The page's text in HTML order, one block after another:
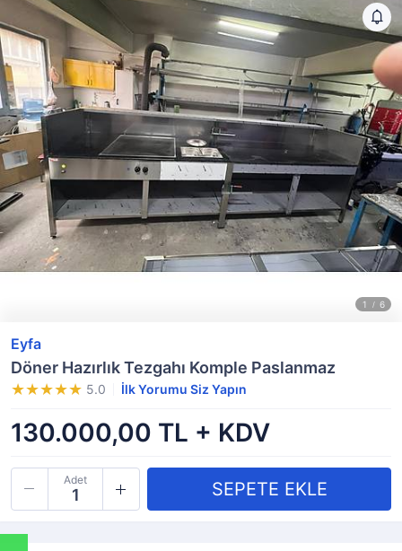
Eyfa
Döner Hazırlık Tezgahı Komple Paslanmaz
5.0 İlk Yorumu Siz Yapın
130.000,00 TL + KDV
Adet